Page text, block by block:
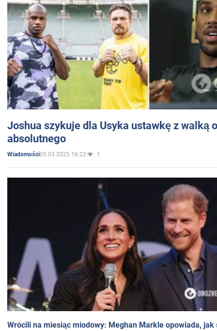
Joshua szykuje dla Usyka ustawkę z walką
absolutnego
Wiadomości05.03.2025 16:22 1
Wrócili na miesiąc miodowy: Meghan Markle opowiada, jak